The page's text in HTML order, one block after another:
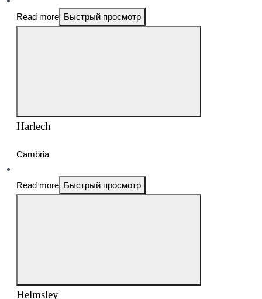
Read more Быстрый просмотр
Harlech
Cambria
Read more Быстрый просмотр
Helmsley